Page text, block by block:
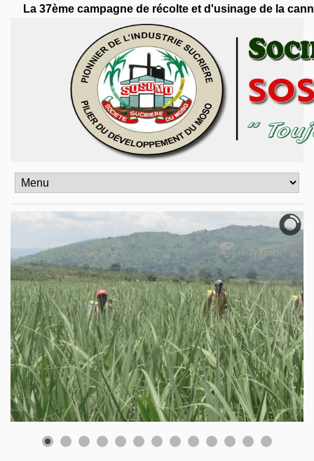
37ème campagne de récolte et d'usinage de la canne à
précédente
précédent
suivante
suivant